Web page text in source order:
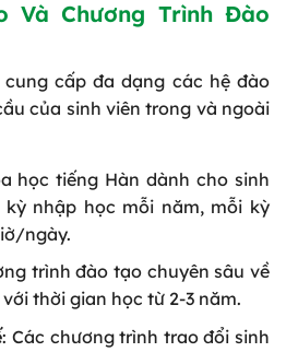
Và Chương Trình Đào
cấp đa dạng các hệ đào
của sinh viên trong và ngoài
học tiếng Hàn dành cho sinh
nhập học mỗi năm, mỗi kỳ
ngày.
trình đào tạo chuyên sâu về
thời gian học từ 2-3 năm.
: Các chương trình trao đổi sinh